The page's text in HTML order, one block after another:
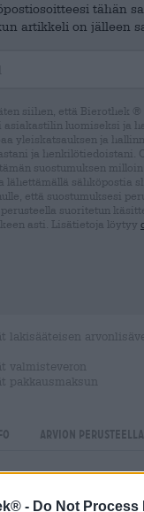
- Do Not Process
tähän
artikkeli on jälleen
siihen, että Bierothek
asiakastilin luomiseksi ja
yleiskatsauksen ja
ja henkilötiedoistani.
suostumuksen milloin
lähettämällä sähköpostia
että suostumuksesi
suoritetun
asti. Lisätietoja löytyy
lakisääteisen
valmisteveron
pakkausmaksun
Arvion perusteella
tukemisen arvoinen